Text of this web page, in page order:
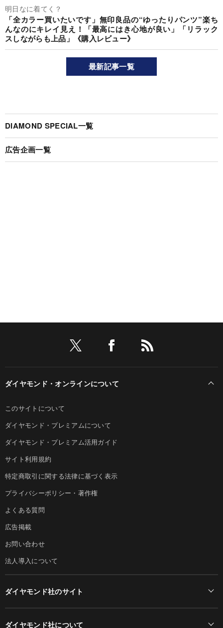
明日なに着てく？
「全カラー買いたいです」無印良品の“ゆったりパンツ”楽ち
んなのにキレイ見え！「最高にはき心地が良い」「リラック
スしながらも上品」《購入レビュー》
最新記事一覧
DIAMOND SPECIAL一覧
広告企画一覧
ダイヤモンド・オンラインについて
このサイトについて
ダイヤモンド・プレミアムについて
ダイヤモンド・プレミアム活用ガイド
サイト利用規約
特定商取引に関する法律に基づく表示
プライバシーポリシー・著作権
よくある質問
広告掲載
お問い合わせ
法人導入について
ダイヤモンド社のサイト
ダイヤモンド社について